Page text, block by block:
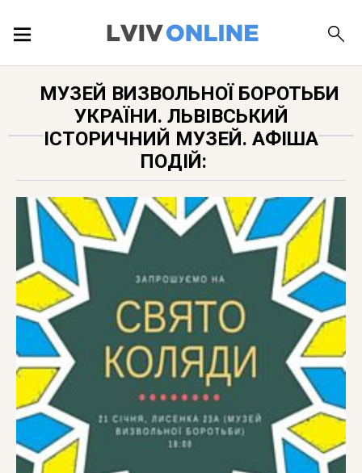
ЛОКАЦІЇ
ПУБЛІКАЦІЇ
ДОВІДКА
МУЗЕЙ ВИЗВОЛЬНОЇ БОРОТЬБИ
УКРАЇНИ. ЛЬВІВСЬКИЙ
ІСТОРИЧНИЙ МУЗЕЙ. АФІША
ПОДІЙ: